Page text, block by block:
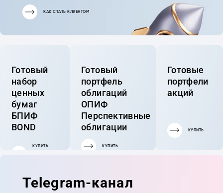
КАК СТАТЬ КЛИЕНТОМ
Готовый
набор
ценных
бумаг
БПИФ
BOND
КУПИТЬ
Готовый
портфель
облигаций
ОПИФ
Перспективные
облигации
КУПИТЬ
Готовые
портфели
акций
КУПИТЬ
Telegram-канал